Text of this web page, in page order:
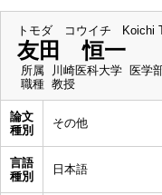
トモダ コウイチ Koichi
友田 恒一
所属
川崎医科大学 医学
職種 教授
論文
種別
その他
言語
種別
日本語